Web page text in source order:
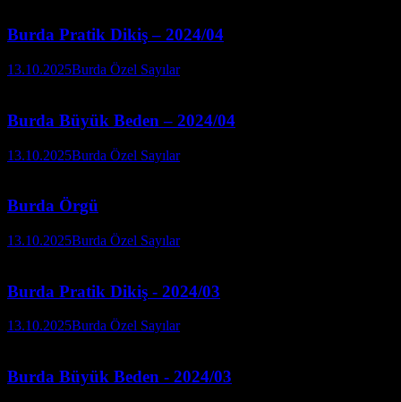
Burda Pratik Dikiş – 2024/04
13.10.2025Burda Özel Sayılar
Burda Büyük Beden – 2024/04
13.10.2025Burda Özel Sayılar
Burda Örgü
13.10.2025Burda Özel Sayılar
Burda Pratik Dikiş - 2024/03
13.10.2025Burda Özel Sayılar
Burda Büyük Beden - 2024/03